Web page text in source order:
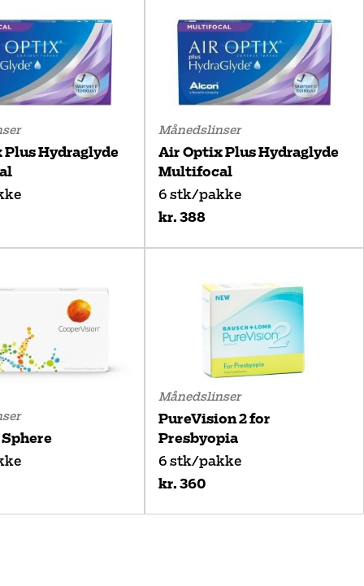
Hydraglyde
Månedslinser
Air Optix Plus Hydraglyde
Multifocal
6 stk/pakke
kr. 388
Månedslinser
PureVision 2 for
Presbyopia
6 stk/pakke
kr. 360